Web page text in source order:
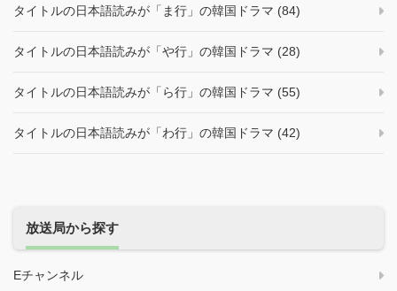
タイトルの日本語読みが「ま行」の韓国ドラマ (84)
タイトルの日本語読みが「や行」の韓国ドラマ (28)
タイトルの日本語読みが「ら行」の韓国ドラマ (55)
タイトルの日本語読みが「わ行」の韓国ドラマ (42)
放送局から探す
Eチャンネル